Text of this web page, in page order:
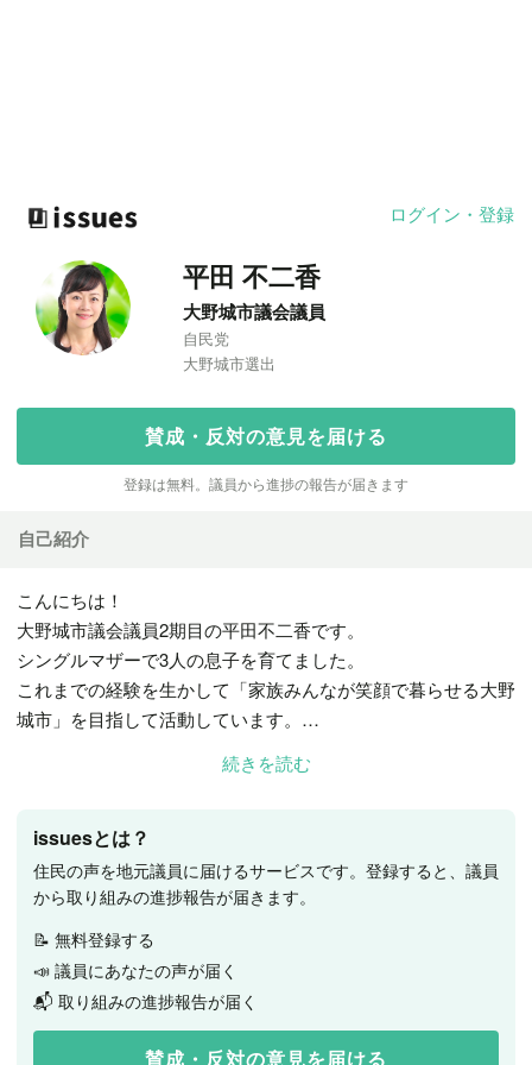
ログイン・登録
平田 不二香
大野城市議会議員
自民党
大野城市選出
賛成・反対の意見を届ける
登録は無料。議員から進捗の報告が届きます
自己紹介
こんにちは！
大野城市議会議員2期目の平田不二香です。
シングルマザーで3人の息子を育てました。
これまでの経験を生かして「家族みんなが笑顔で暮らせる大野
城市」を目指して活動しています。
続きを読む
issuesとは？
住民の声を地元議員に届けるサービスです。登録すると、議員
から取り組みの進捗報告が届きます。
📝 無料登録する
📣 議員にあなたの声が届く
📬 取り組みの進捗報告が届く
賛成・反対の意見を届ける